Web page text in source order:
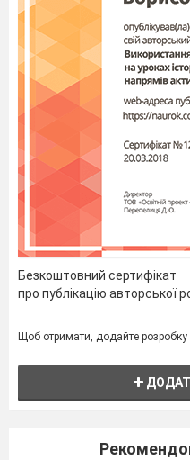
Безкоштовний сертифікат
про публікацію авторської
Щоб отримати, додайте розробку